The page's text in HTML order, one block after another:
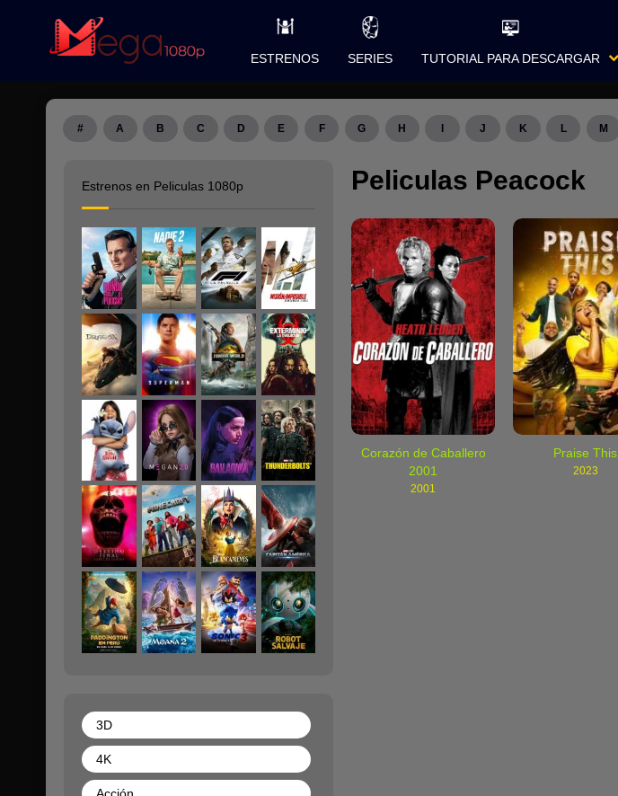
ESTRENOS SERIES TUTORIAL PARA DESCARGAR
# A B C D E F G H J K L M
Peliculas Peacock
Corazón de Caballero
2001
2001
Praise This
2023
Estrenos en Peliculas 1080p
3D
4K
Acción